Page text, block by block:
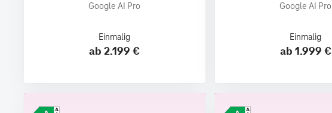
Google AI Pro
Einmalig
ab 2.199 €
Google AI Pro
Einmalig
ab 1.999 €